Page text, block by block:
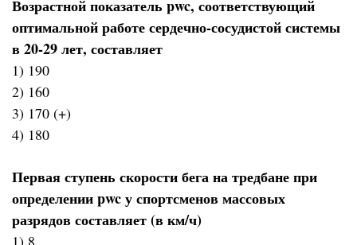
Возрастной показатель pwc, соответствующий
оптимальной работе сердечно-сосудистой системы
в 20-29 лет, составляет
1) 190
2) 160
3) 170 (+)
4) 180
Первая ступень скорости бега на тредбане при
определении pwc у спортсменов массовых
разрядов составляет (в км/ч)
1) 8